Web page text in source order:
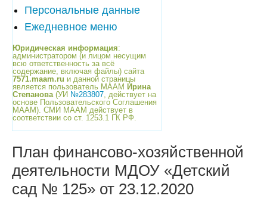
Персональные данные
Ежедневное меню
Юридическая информация:
администратором (и лицом несущим
всю ответственность за всё
содержание, включая файлы) сайта
7571.maam.ru и данной страницы
является пользователь МААМ Ирина
Степанова(УИ №283807, действует на
основе Пользовательского Соглашения
МААМ). СМИ МААМ действует в
соответствии со ст. 1253.1 ГК РФ.
План финансово-хозяйственной
деятельности МДОУ «Детский
сад № 125» от 23.12.2020